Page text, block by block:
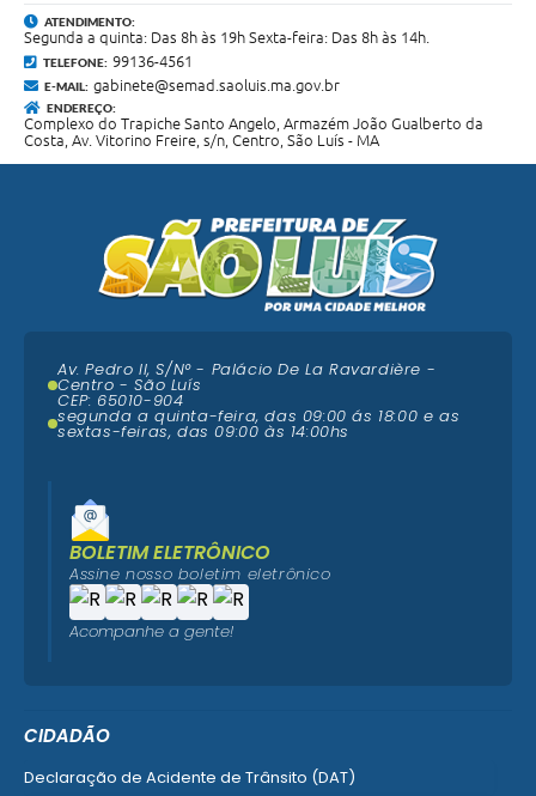
ATENDIMENTO:
Segunda a quinta: Das 8h às 19h Sexta-feira: Das 8h às 14h.
TELEFONE: 99136-4561
E-MAIL: gabinete@semad.saoluis.ma.gov.br
ENDEREÇO:
Complexo do Trapiche Santo Angelo, Armazém João Gualberto da
Costa, Av. Vitorino Freire, s/n, Centro, São Luís - MA
CIDADÃO
Declaração de Acidente de Trânsito (DAT)
Av. Pedro II, S/N° - Palácio De La Ravardière -
Centro - São Luís
CEP: 65010-904
segunda a quinta-feira, das 09:00 ás 18:00 e as
sextas-feiras, das 09:00 às 14:00hs
BOLETIM ELETRÔNICO
Assine nosso boletim eletrônico
Acompanhe a gente!